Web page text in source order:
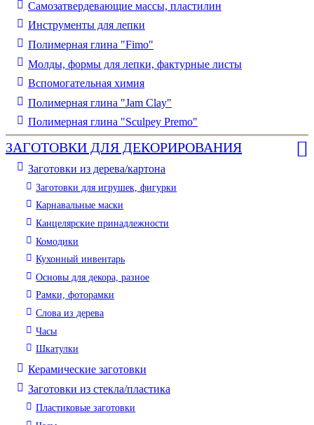
Самозатвердевающие массы, пластилин
Инструменты для лепки
Полимерная глина "Fimo"
Молды, формы для лепки, фактурные листы
Вспомогательная химия
Полимерная глина "Jam Clay"
Полимерная глина "Sculpey Premo"
ЗАГОТОВКИ ДЛЯ ДЕКОРИРОВАНИЯ
Заготовки из дерева/картона
Заготовки для игрушек, фигурки
Карнавальные маски
Канцелярские принадлежности
Комодики
Кухонный инвентарь
Основы для декора, разное
Рамки, фоторамки
Слова из дерева
Часы
Шкатулки
Керамические заготовки
Заготовки из стекла/пластика
Пластиковые заготовки